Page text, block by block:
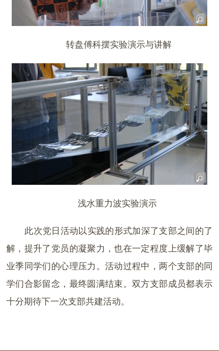
转盘傅科摆实验演示与讲解
浅水重力波实验演示
此次党日活动以实践的形式加深了支部之间的了
解，提升了党员的凝聚力，也在一定程度上缓解了毕
业季同学们的心理压力。活动过程中，两个支部的同
学们合影留念，最终圆满结束。双方支部成员都表示
十分期待下一次支部共建活动。